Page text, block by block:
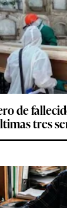
de
tres